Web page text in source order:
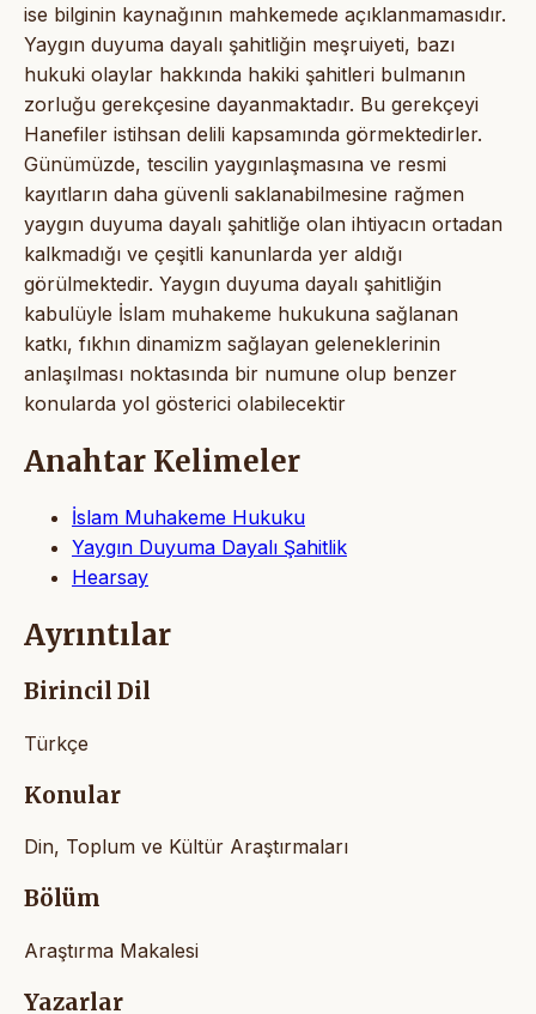
ise bilginin kaynağının mahkemede açıklanmamasıdır.
Yaygın duyuma dayalı şahitliğin meşruiyeti, bazı
hukuki olaylar hakkında hakiki şahitleri bulmanın
zorluğu gerekçesine dayanmaktadır. Bu gerekçeyi
Hanefiler istihsan delili kapsamında görmektedirler.
Günümüzde, tescilin yaygınlaşmasına ve resmi
kayıtların daha güvenli saklanabilmesine rağmen
yaygın duyuma dayalı şahitliğe olan ihtiyacın ortadan
kalkmadığı ve çeşitli kanunlarda yer aldığı
görülmektedir. Yaygın duyuma dayalı şahitliğin
kabulüyle İslam muhakeme hukukuna sağlanan
katkı, fıkhın dinamizm sağlayan geleneklerinin
anlaşılması noktasında bir numune olup benzer
konularda yol gösterici olabilecektir
Anahtar Kelimeler
İslam Muhakeme Hukuku
Yaygın Duyuma Dayalı Şahitlik
Hearsay
Ayrıntılar
Birincil Dil
Türkçe
Konular
Din, Toplum ve Kültür Araştırmaları
Bölüm
Araştırma Makalesi
Yazarlar